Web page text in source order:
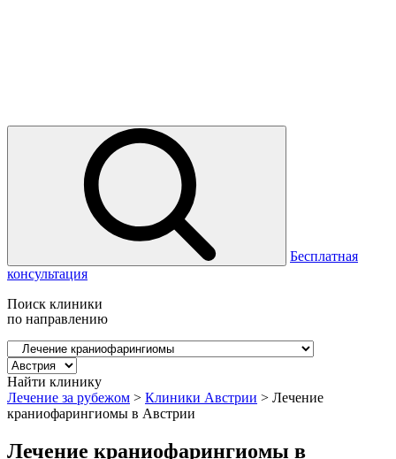
Бесплатная
консультация
Поиск клиники
по направлению
Найти клинику
Лечение за рубежом > Клиники Австрии > Лечение
краниофарингиомы в Австрии
Лечение краниофарингиомы в